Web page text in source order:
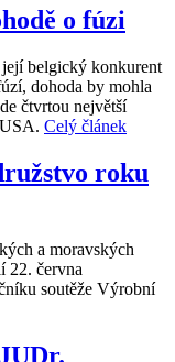
o fúzi
belgický konkurent
dohoda by mohla
čtvrtou největší
Celý článek
roku
a moravských
22. června
soutěže Výrobní